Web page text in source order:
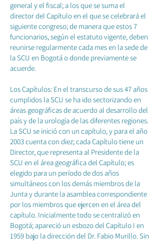
general y el fiscal; a los que se suma el
director del Capítulo en el que se celebrará el
siguiente congreso; de manera que estos 7
funcionarios, según el estatuto vigente, deben
reunirse regularmente cada mes en la sede de
la SCU en Bogotá o donde previamente se
acuerde.
Los Capítulos: En el transcurso de sus 47 años
cumplidos la SCU se ha ido sectorizando en
áreas geográficas de acuerdo al desarrollo del
país y de la urología de las diferentes regiones.
La SCU se inició con un capítulo, y para el año
2003 cuenta con diez; cada Capítulo tiene un
Director, que representa al Presidente de la
SCU en el área geográfica del Capítulo; es
elegido para un período de dos años
simultáneos con los demás miembros de la
Junta y durante la asamblea correspondiente
por los miembros que ejercen en el área del
capítulo. Inicialmente todo se centralizó en
Bogotá; apareció un esbozo del Capítulo I en
1959 bajo la dirección del Dr. Fabio Murillo. Sin